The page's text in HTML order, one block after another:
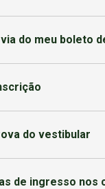
do meu boleto
do vestibular
de ingresso nos